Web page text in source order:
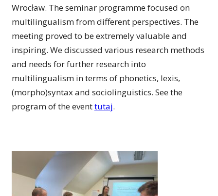
Wrocław. The seminar programme focused on
multilingualism from different perspectives. The
meeting proved to be extremely valuable and
inspiring. We discussed various research methods
and needs for further research into
multilingualism in terms of phonetics, lexis,
(morpho)syntax and sociolinguistics. See the
program of the eventtutaj.